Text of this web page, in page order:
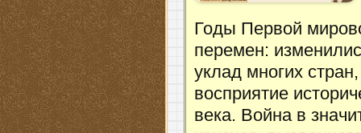
Годы Первой
перемен:
уклад многих
восприятие
века. Война в